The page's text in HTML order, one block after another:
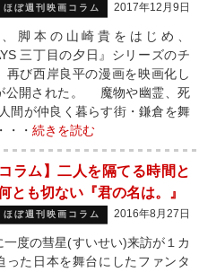
ほぼ週刊映画コラム 2017年12月9日
脚本の山崎貴をはじめ、
三丁目の夕日』シリーズのチ
再び西岸良平の漫画を映画化し
公開された。 魔物や幽霊、死
間が仲良く暮らす街・鎌倉を舞
・・ 続きを読む
コラム】二人を隔てる時間と
とも切ない『君の名は。』
ほぼ週刊映画コラム 2016年8月27日
度の彗星(すいせい)来訪が１カ
った日本を舞台にしたファンタ